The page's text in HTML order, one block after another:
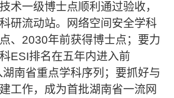
术一级博士点顺利通过验收，
研流动站。网络空间安全学科
、 2030年前获得博士点；要力
ESI排名在五年内进入前
湖南省重点学科序列；要抓好与
工作，成为首批湖南省一流网